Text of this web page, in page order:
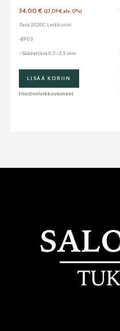
34,00€ (27,09€ alv. 0%)
-Terä 2020C Leikkuriin
-BF03
–Säädettävä 0,5–3,5 mm
LISÄÄ KORIIN
Hiustenleikkuukoneet